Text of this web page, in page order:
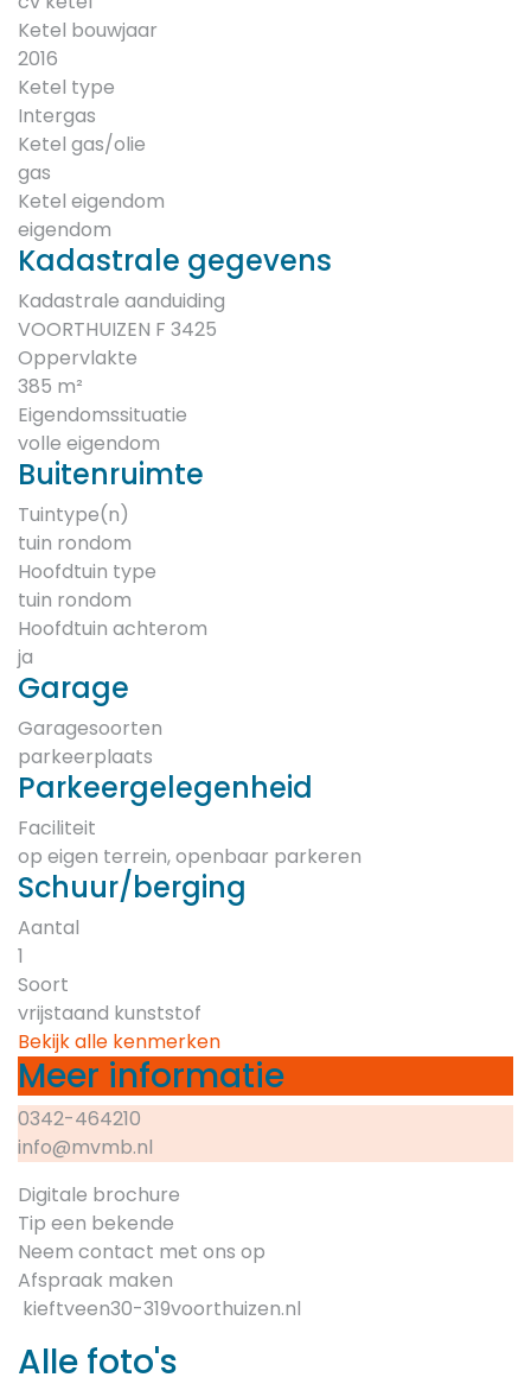
Ketel bouwjaar
2016
Ketel type
Intergas
Ketel gas/olie
gas
Ketel eigendom
eigendom
Kadastrale gegevens
Kadastrale aanduiding
VOORTHUIZEN F 3425
Oppervlakte
385 m²
Eigendomssituatie
volle eigendom
Buitenruimte
Tuintype(n)
tuin rondom
Hoofdtuin type
tuin rondom
Hoofdtuin achterom
ja
Garage
Garagesoorten
parkeerplaats
Parkeergelegenheid
Faciliteit
op eigen terrein, openbaar parkeren
Schuur/berging
Aantal
1
Soort
vrijstaand kunststof
Bekijk alle kenmerken
Meer informatie
0342-464210
info@mvmb.nl
Digitale brochure
Tip een bekende
Neem contact met ons op
Afspraak maken
kieftveen30-319voorthuizen.nl
Alle foto's